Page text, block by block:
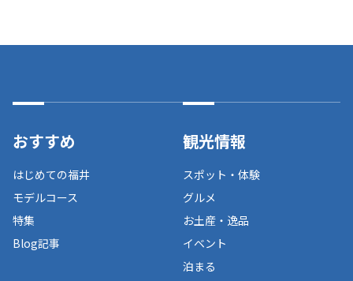
おすすめ
はじめての福井
モデルコース
特集
Blog記事
観光情報
スポット・体験
グルメ
お土産・逸品
イベント
泊まる